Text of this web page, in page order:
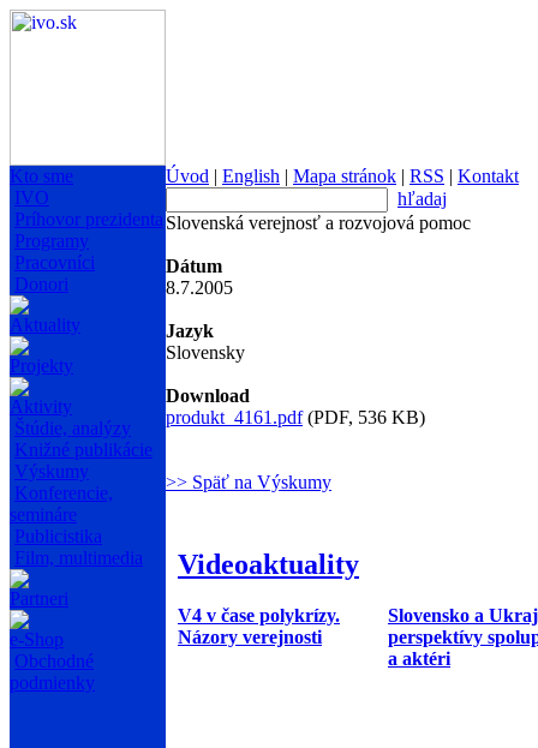
Kto sme
IVO
Príhovor prezidenta
Programy
Pracovníci
Donori
Aktuality
Projekty
Aktivity
Štúdie, analýzy
Knižné publikácie
Výskumy
Konferencie,
semináre
Publicistika
Film, multimedia
Partneri
e-Shop
Obchodné
podmienky
Úvod | English | Mapa stránok | RSS | Kontakt
hľadaj
Slovenská verejnosť a rozvojová pomoc
Dátum
8.7.2005
Jazyk
Slovensky
Download
produkt_4161.pdf(PDF, 536 KB)
>> Späť na Výskumy
Videoaktuality
V4 v čase polykrízy.
Názory verejnosti
Slovensko a
perspektívy
a aktéri